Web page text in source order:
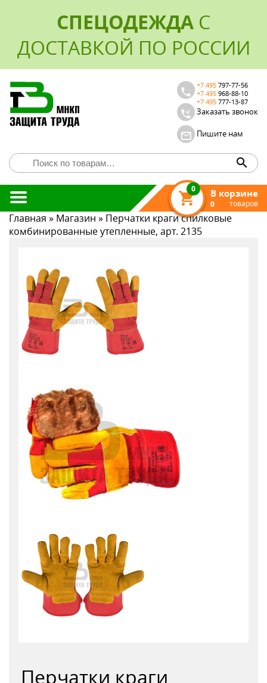
СПЕЦОДЕЖДА С
ДОСТАВКОЙ ПО РОССИИ
+7 495 797-77-56
+7 495 968-88-10
+7 495 777-13-87
Заказать звонок
Пишите нам
КАТАЛОГ
ПРОИЗВОДСТВО
РАСПРОДАЖА
ДОСТАВКА
ОТЗЫВЫ
0 В корзине
0 товаров
Главная » Магазин » Перчатки краги спилковые
комбинированные утепленные, арт. 2135
Перчатки краги